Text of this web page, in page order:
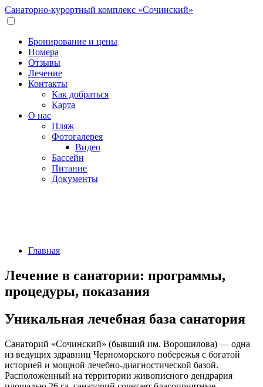
Санаторно-курортный комплекс «Сочинский»
Бронирование и цены
Номера
Отзывы
Лечение
Контакты
Как добраться
Карта
О нас
Пляж
Фотогалерея
Видео
Бассейн
Питание
Документы
Главная
Лечение в санатории: программы,
процедуры, показания
Уникальная лечебная база санатория
Санаторий «Сочинский» (бывший им. Ворошилова) — одна
из ведущих здравниц Черноморского побережья с богатой
историей и мощной лечебно-диагностической базой.
Расположенный на территории живописного дендрария